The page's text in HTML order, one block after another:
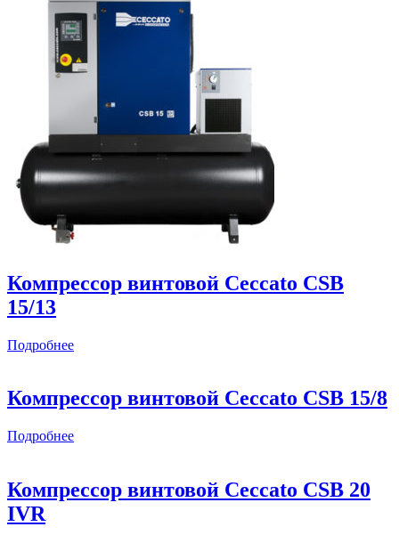
Компрессор винтовой Ceccato CSB
15/13
Подробнее
Компрессор винтовой Ceccato CSB 15/8
Подробнее
Компрессор винтовой Ceccato CSB 20
IVR